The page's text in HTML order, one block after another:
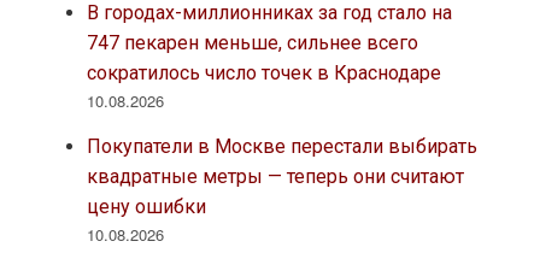
В городах-миллионниках за год стало на
747 пекарен меньше, сильнее всего
сократилось число точек в Краснодаре
10.08.2026
Покупатели в Москве перестали выбирать
квадратные метры — теперь они считают
цену ошибки
10.08.2026